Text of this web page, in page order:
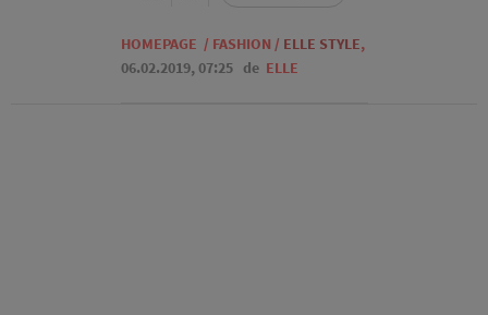
HOMEPAGE / FASHION / ELLE STYLE,
06.02.2019, 07:25 de ELLE